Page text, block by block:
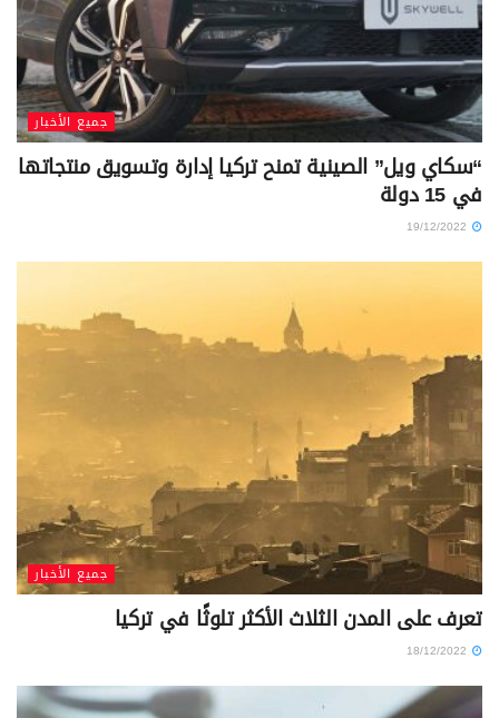
جميع الأخبار
“سكاي ويل” الصينية تمنح تركيا إدارة وتسويق منتجاتها
في 15 دولة
جميع الأخبار
تعرف على المدن الثلاث الأكثر تلوثًا في تركيا